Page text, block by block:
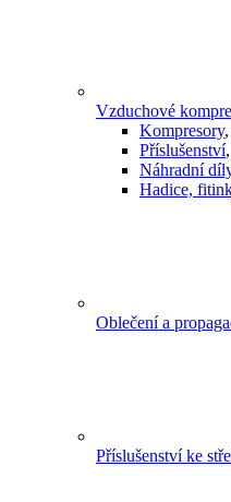
Vzduchové
Kompresory,
Příslušenství,
Náhradní
Hadice,
Oblečení a
Příslušenství ke